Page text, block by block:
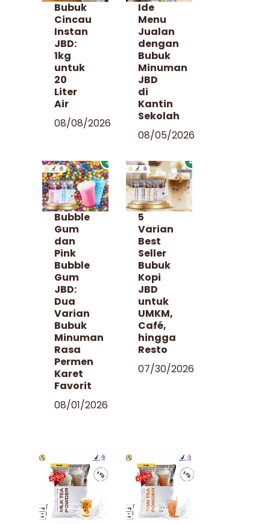
Bubuk
Cincau
Instan
JBD:
1kg
untuk
20
Liter
Air
08/08/2026
Ide
Menu
Jualan
dengan
Bubuk
Minuman
JBD
di
Kantin
Sekolah
08/05/2026
3
Bubble
Gum
dan
Pink
Bubble
Gum
JBD:
Dua
Varian
Bubuk
Minuman
Rasa
Permen
Karet
Favorit
08/01/2026
4
5
Varian
Best
Seller
Bubuk
Kopi
JBD
untuk
UMKM,
Café,
hingga
Resto
07/30/2026
Tampilkan Tampilkan